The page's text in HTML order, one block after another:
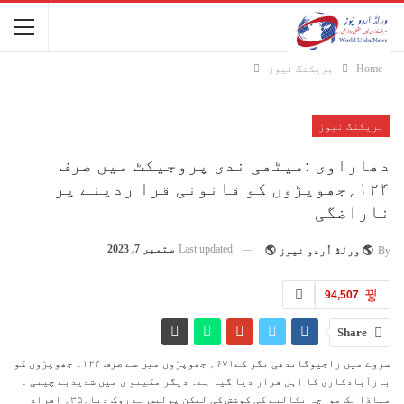
Home بریکنگ نیوز
بریکنگ نیوز
دھاراوی :میٹھی ندی پروجیکٹ میں صرف
۱۲۴؍جھوپڑوں کو قانونی قرا ردینے پر
ناراضگی
By 🌎 ورلڈ اُردو نیوز 🌎 Last updated ستمبر 7, 2023
94,507
Share
سروے میں راجیوگاندھی نگر کے۶۷۱؍ جھوپڑوں میں سے صرف ۱۲۴؍ جھوپڑوں کو
بازآبادکاری کا اہل قرار دیا گیا ہے۔ دیگر مکینو ں میں شدیدبے چینی ۔
مہاڈا تک مورچہ نکالنے کی کوشش کی لیکن پولیس نے روک دیا۔۳۵؍ افراد